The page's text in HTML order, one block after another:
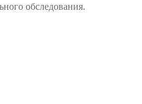
обследования.